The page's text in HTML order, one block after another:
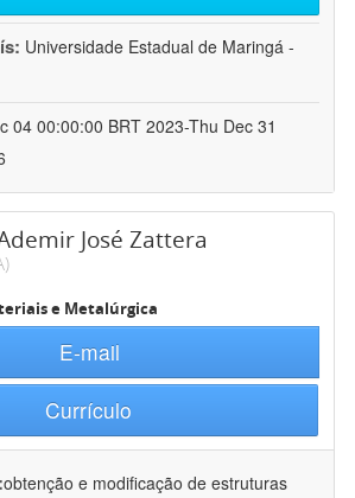
Universidade Estadual de Maringá -
04 00:00:00 BRT 2023-Thu Dec 31
José Zattera
e Metalúrgica
E-mail
Currículo
obtenção e modificação de estruturas